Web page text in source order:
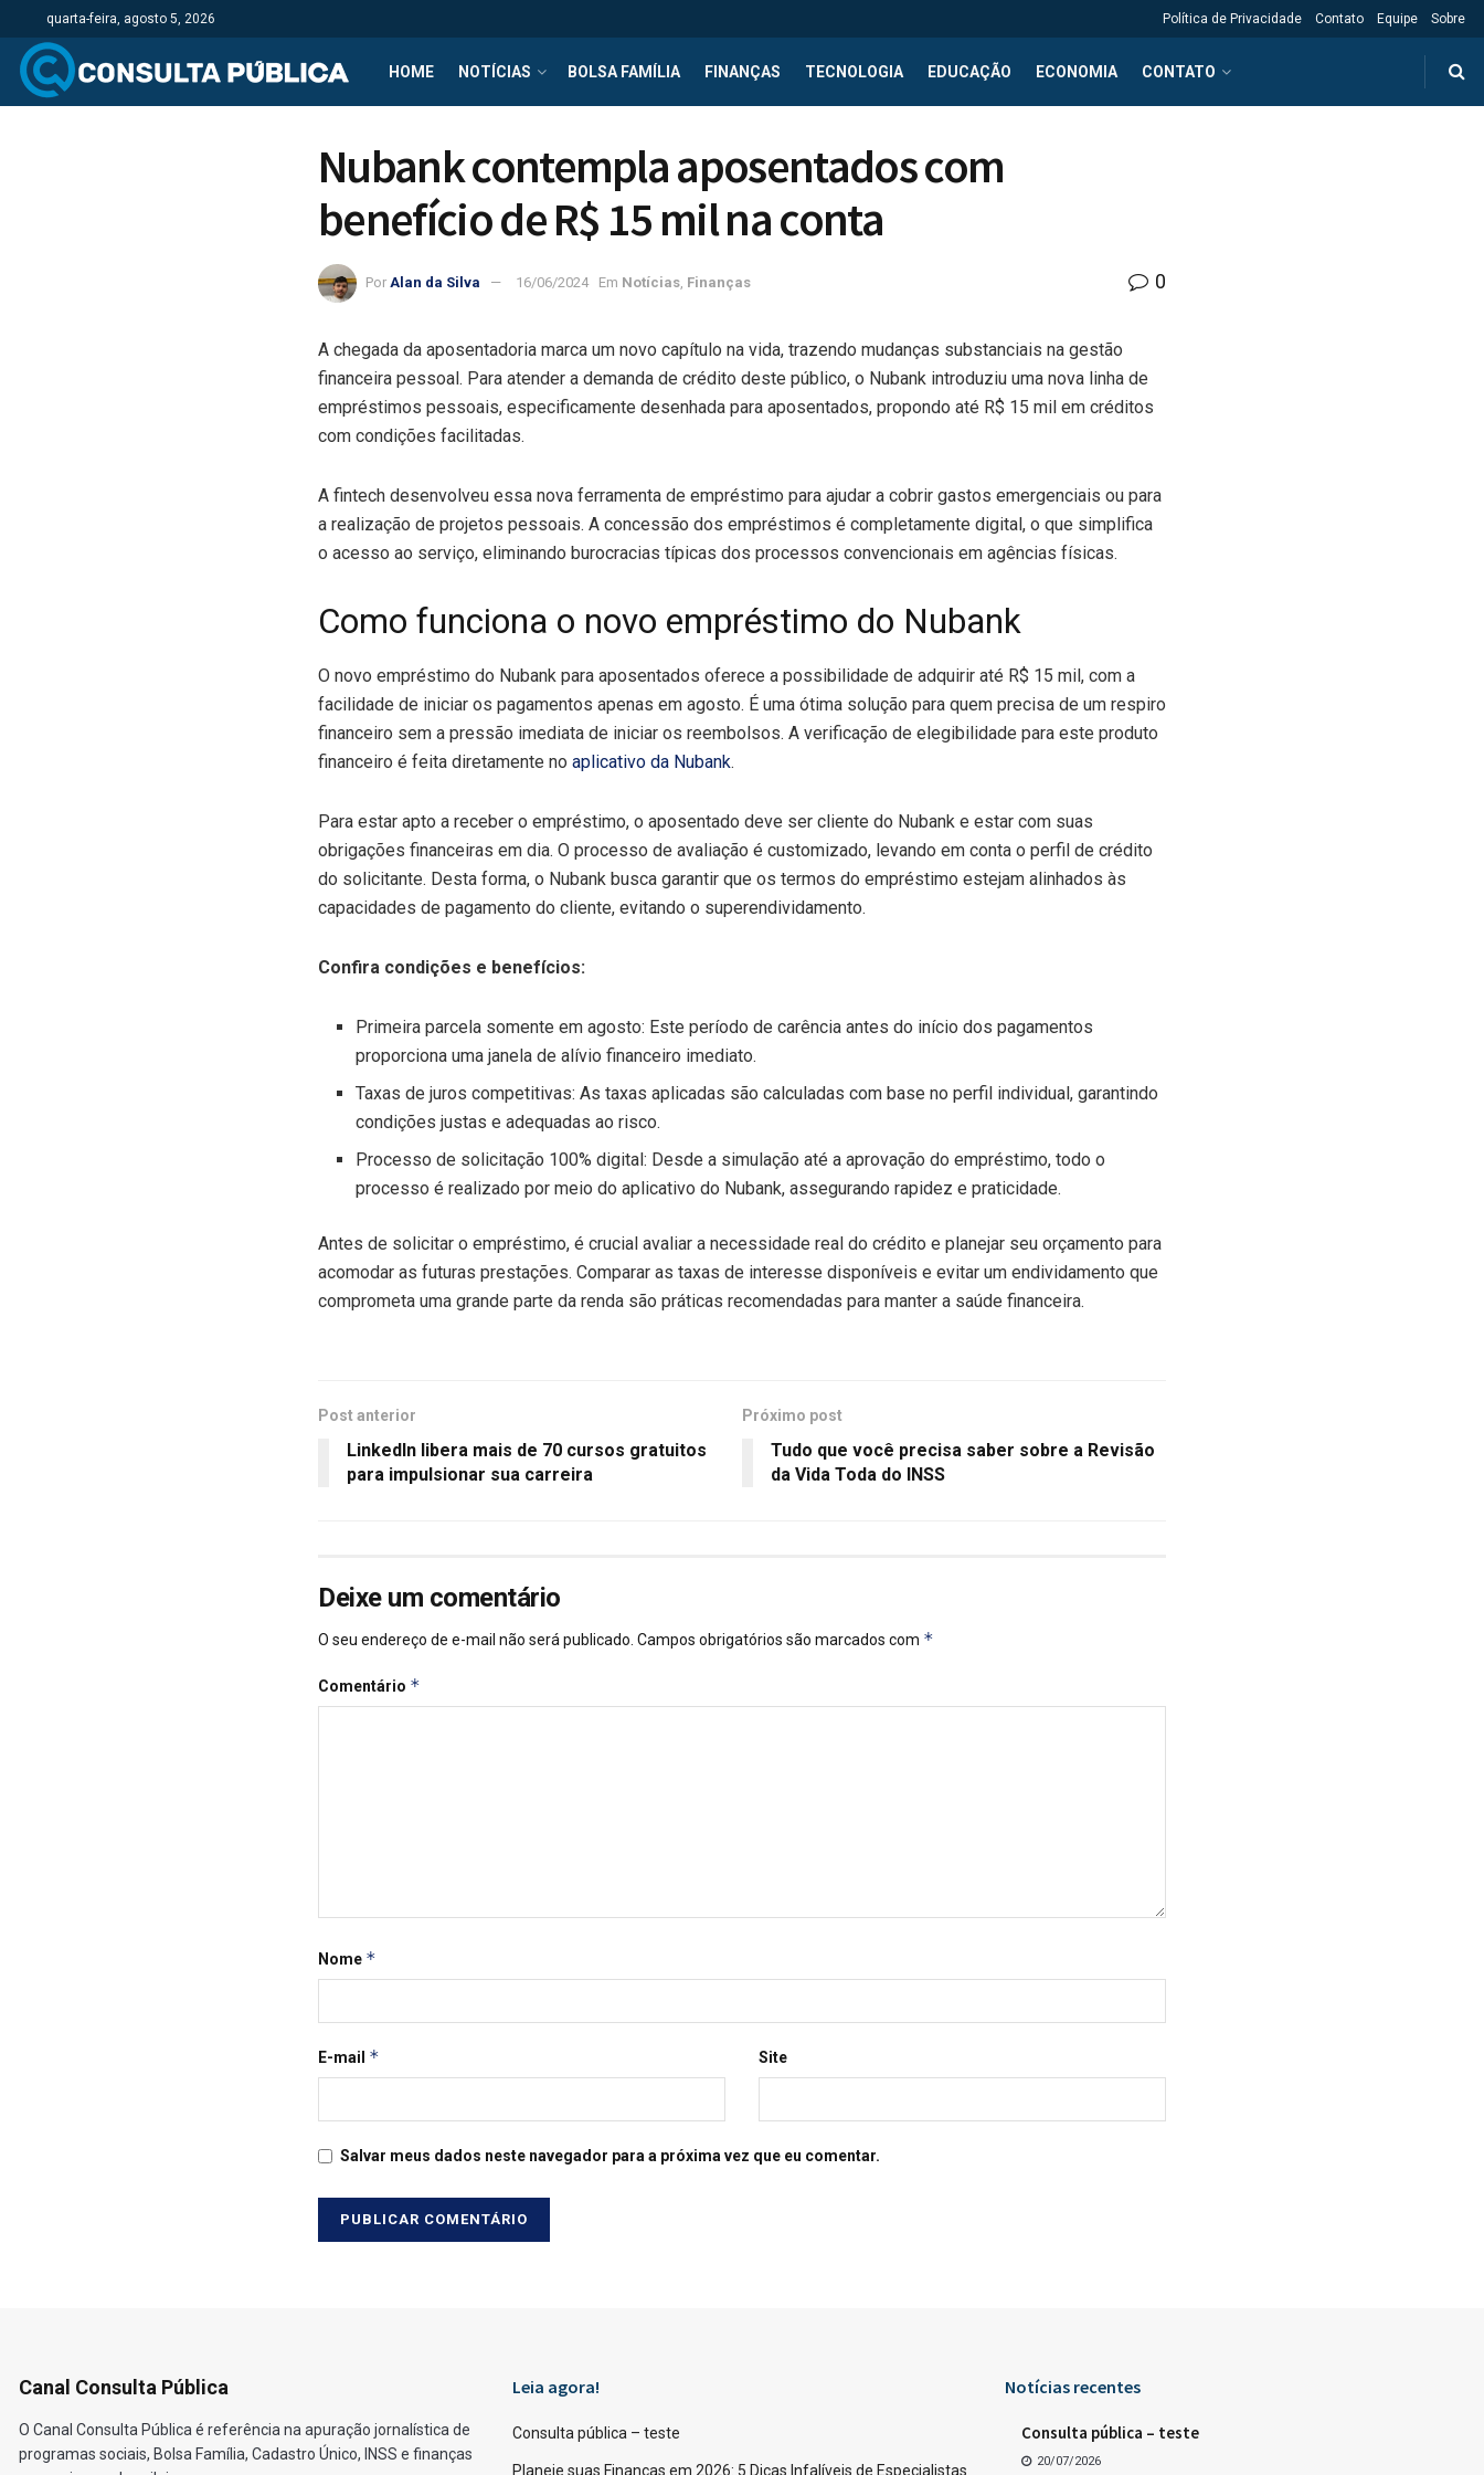
quarta-feira, agosto 5, 2026 Política de Privacidade Contato Equipe Sobre
HOME NOTÍCIAS BOLSA FAMÍLIA FINANÇAS TECNOLOGIA EDUCAÇÃO ECONOMIA CONTATO
Nubank contempla aposentados com
benefício de R$ 15 mil na conta
Por Alan da Silva 16/06/2024 Em Notícias Finanças 0
A chegada da aposentadoria marca um novo capítulo na vida, trazendo mudanças substanciais na gestão
financeira pessoal. Para atender a demanda de crédito deste público, o Nubank introduziu uma nova linha de
empréstimos pessoais, especificamente desenhada para aposentados, propondo até R$ 15 mil em créditos
com condições facilitadas.
A fintech desenvolveu essa nova ferramenta de empréstimo para ajudar a cobrir gastos emergenciais ou para
a realização de projetos pessoais. A concessão dos empréstimos é completamente digital, o que simplifica
o acesso ao serviço, eliminando burocracias típicas dos processos convencionais em agências físicas.
Como funciona o novo empréstimo do Nubank
O novo empréstimo do Nubank para aposentados oferece a possibilidade de adquirir até R$ 15 mil, com a
facilidade de iniciar os pagamentos apenas em agosto. É uma ótima solução para quem precisa de um respiro
financeiro sem a pressão imediata de iniciar os reembolsos. A verificação de elegibilidade para este produto
financeiro é feita diretamente no aplicativo da Nubank.
Para estar apto a receber o empréstimo, o aposentado deve ser cliente do Nubank e estar com suas
obrigações financeiras em dia. O processo de avaliação é customizado, levando em conta o perfil de crédito
do solicitante. Desta forma, o Nubank busca garantir que os termos do empréstimo estejam alinhados às
capacidades de pagamento do cliente, evitando o superendividamento.
Confira condições e benefícios:
Primeira parcela somente em agosto: Este período de carência antes do início dos pagamentos
proporciona uma janela de alívio financeiro imediato.
Taxas de juros competitivas: As taxas aplicadas são calculadas com base no perfil individual, garantindo
condições justas e adequadas ao risco.
Processo de solicitação 100% digital: Desde a simulação até a aprovação do empréstimo, todo o
processo é realizado por meio do aplicativo do Nubank, assegurando rapidez e praticidade.
Antes de solicitar o empréstimo, é crucial avaliar a necessidade real do crédito e planejar seu orçamento para
acomodar as futuras prestações. Comparar as taxas de interesse disponíveis e evitar um endividamento que
comprometa uma grande parte da renda são práticas recomendadas para manter a saúde financeira.
Post anterior
LinkedIn libera mais de 70 cursos gratuitos
para impulsionar sua carreira
Próximo post
Tudo que você precisa saber sobre a Revisão
da Vida Toda do INSS
Deixe um comentário
O seu endereço de e-mail não será publicado. Campos obrigatórios são marcados com *
Comentário *
Nome *
E-mail * Site
Salvar meus dados neste navegador para a próxima vez que eu comentar.
Canal Consulta Pública
O Canal Consulta Pública é referência na apuração jornalística de
programas sociais, Bolsa Família, Cadastro Único, INSS e finanças
Leia agora!
Consulta pública – teste
Planeje suas Finanças em 2026: 5 Dicas Infalíveis de Especialistas
Notícias recentes
Consulta pública – teste
20/07/2026